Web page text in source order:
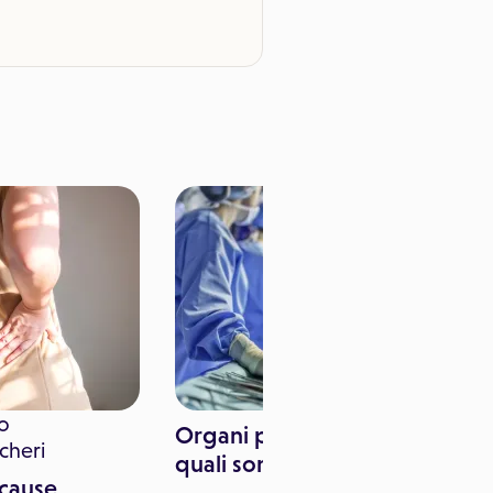
Organi per trapianto:
quali sono?